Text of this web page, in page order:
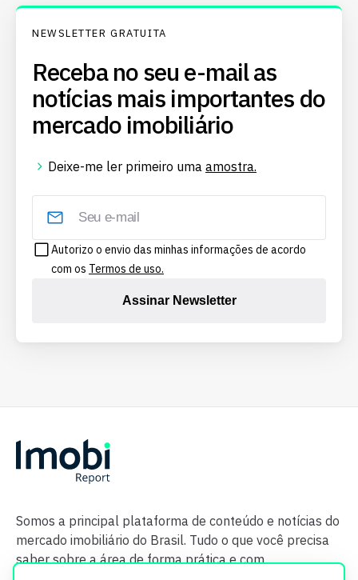
NEWSLETTER GRATUITA
Receba no seu e-mail as
notícias mais importantes do
mercado imobiliário
Deixe-me ler primeiro uma amostra.
Autorizo o envio das minhas informações de acordo
com os Termos de uso.
Assinar Newsletter
Somos a principal plataforma de conteúdo e notícias do
mercado imobiliário do Brasil. Tudo o que você precisa
saber sobre a área de forma prática e com